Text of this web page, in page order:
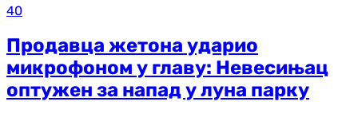
40
Продавца жетона ударио
микрофоном у главу: Невесињац
оптужен за напад у луна парку